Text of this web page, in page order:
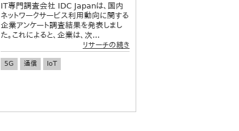
IT専門調査会社 IDC Japanは、国内
ネットワークサービス利用動向に関する
企業アンケート調査結果を発表しまし
た。これによると、企業は、次...
リサーチの続き
5G 通信 IoT